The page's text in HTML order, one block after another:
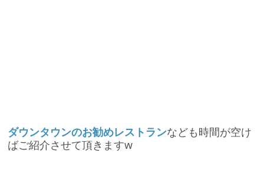
ダウンタウンのお勧めレストランなども時間が空け
ばご紹介させて頂きますw